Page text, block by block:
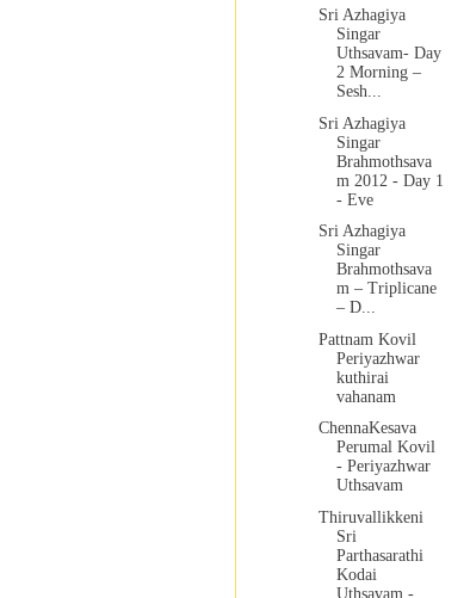
Sri Azhagiya
Singar
Uthsavam- Day
2 Morning –
Sesh...
Sri Azhagiya
Singar
Brahmothsava
m 2012 - Day 1
- Eve
Sri Azhagiya
Singar
Brahmothsava
m – Triplicane
– D...
Pattnam Kovil
Periyazhwar
kuthirai
vahanam
ChennaKesava
Perumal Kovil
- Periyazhwar
Uthsavam
Thiruvallikkeni
Sri
Parthasarathi
Kodai
Uthsavam -...